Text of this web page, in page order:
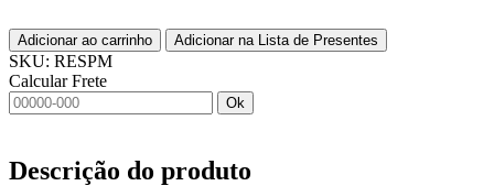
Adicionar ao carrinho Adicionar na Lista de Presentes
SKU: RESPM
Calcular Frete
Ok
Descrição do produto